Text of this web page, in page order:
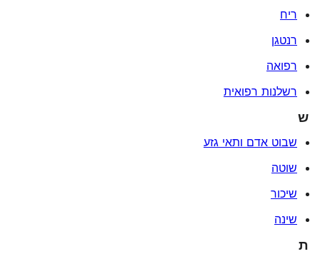
ריח
רנטגן
רפואה
רשלנות רפואית
ש
שבוט אדם ותאי גזע
שוטה
שיכור
שינה
ת